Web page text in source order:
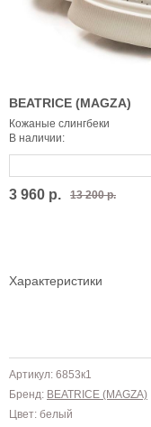
BEATRICE (MAGZA)
Кожаные слингбеки
В наличии:
3 960 р. 13 200 р.
Характеристики
Артикул: 6853к1
Бренд: BEATRICE (MAGZA)
Цвет: белый